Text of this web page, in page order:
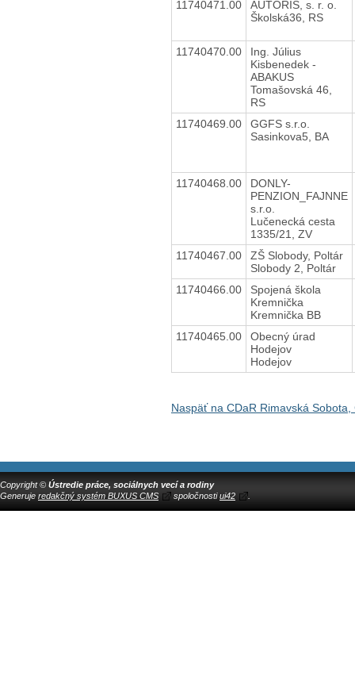
11740471.00
AUTORIS, s. r. o.
Školská36, RS
11740470.00
Ing. Július
Kisbenedek -
ABAKUS
Tomašovská 46,
RS
11740469.00
GGFS s.r.o.
Sasinkova5, BA
11740468.00
DONLY-
PENZION_FAJNNE
s.r.o.
Lučenecká cesta
1335/21, ZV
11740467.00
ZŠ Slobody, Poltár
Slobody 2, Poltár
11740466.00
Spojená škola
Kremnička
Kremnička BB
11740465.00
Obecný úrad
Hodejov
Hodejov
Naspäť na CDaR Rimavská
Copyright © Ústredie práce, sociálnych vecí a rodiny
Generuje redakčný systém BUXUS CMS spoločnostiui42